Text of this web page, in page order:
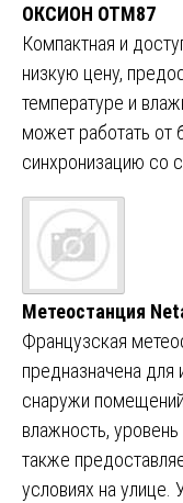
ОКСИОН OTM87
Компактная и
низкую цену,
температуре и
может работать от
синхронизацию со
Метеостанция
Французская
предназначена для
снаружи
влажность,
также
условиях на улице.